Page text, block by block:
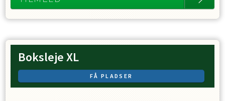
Boksleje XL
FÅ PLADSER